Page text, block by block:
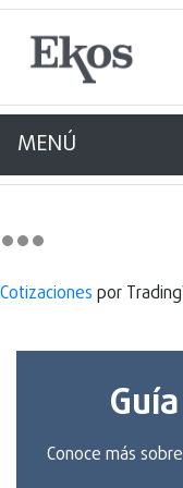
MENÚ
Cotizaciones por
Conoce más